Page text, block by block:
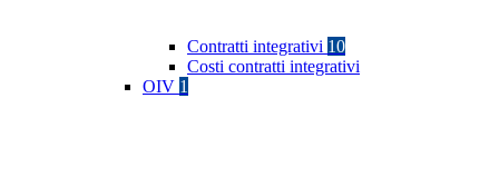
Contratti integrativi 10
Costi contratti integrativi
OIV 1